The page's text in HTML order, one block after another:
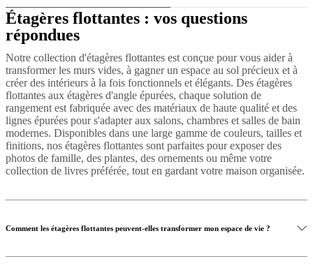
Étagères flottantes : vos questions
répondues
Notre collection d'étagères flottantes est conçue pour vous aider à
transformer les murs vides, à gagner un espace au sol précieux et à
créer des intérieurs à la fois fonctionnels et élégants. Des étagères
flottantes aux étagères d'angle épurées, chaque solution de
rangement est fabriquée avec des matériaux de haute qualité et des
lignes épurées pour s'adapter aux salons, chambres et salles de bain
modernes. Disponibles dans une large gamme de couleurs, tailles et
finitions, nos étagères flottantes sont parfaites pour exposer des
photos de famille, des plantes, des ornements ou même votre
collection de livres préférée, tout en gardant votre maison organisée.
Comment les étagères flottantes peuvent-elles transformer mon espace de vie ?